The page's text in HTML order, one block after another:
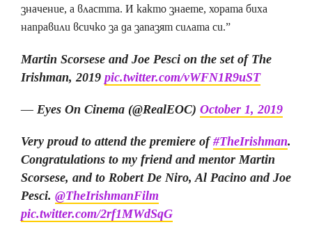
значение, а властта. И както знаете, хората биха
направили всичко за да запазят силата си.”
Martin Scorsese and Joe Pesci on the set of The
Irishman, 2019 pic.twitter.com/vWFN1R9uST
— Eyes On Cinema (@RealEOC) October 1, 2019
Very proud to attend the premiere of#TheIrishman.
Congratulations to my friend and mentor Martin
Scorsese, and to Robert De Niro, Al Pacino and Joe
Pesci. @TheIrishmanFilm
pic.twitter.com/2rf1MWdSqG